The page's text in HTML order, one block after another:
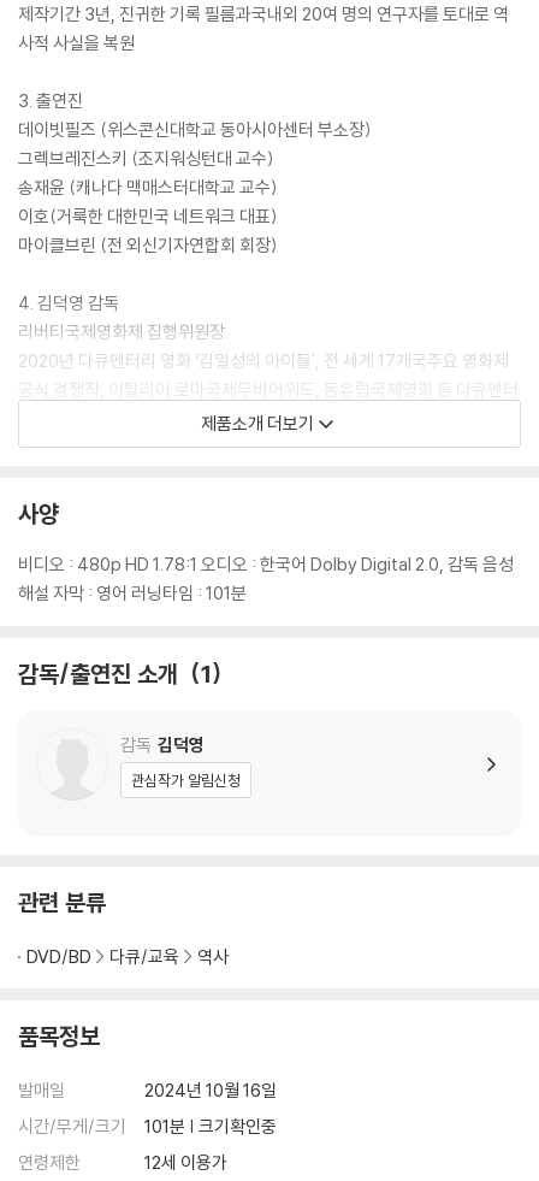
제작기간 3년, 진귀한 기록 필름과국내외 20여 명의 연구자를 토대로 역
사적 사실을 복원
3. 출연진
데이빗필즈 (위스콘신대학교 동아시아센터 부소장)
그렉브레진스키 (조지워싱턴대 교수)
송재윤 (캐나다 맥매스터대학교 교수)
이호(거룩한 대한민국 네트워크 대표)
마이클브린 (전 외신기자연합회 회장)
4. 김덕영 감독
리버티국제영화제 집행위원장.
2020년 다큐멘터리 영화 ‘김일성의 아이들', 전 세계 17개국주요 영화제
공식 경쟁작, 이탈리아 로마국제무비어워드, 동유럽국제영화 등 다큐멘터
1) 북한에서 시작된 ‘이승만 지우기' 실체를 객관적 증거를 통해 규명
3) ‘한국전쟁을 미리 알고 있었던 김구’, 그는 진정 대한민국의 지도자가 맞
는가?
6) 건국 논쟁의 종지부를 찍는다
8) 원자력 발전의 기초를 다진 이승만 정부
DVD/ Blu-ray 구매시 참고 사항 안내드립니다.
이어를 사용하셔야 합니다. 더불어 플레이어 소프트웨어 최신 버전의 업데
2) 3D 블루레이는 전용 플레이어와 3D 지원 TV를 통해서만 재생 가능합
※ 아웃케이스/구성품/포장 상태
1) 제작/배송 과정에서 경미한 아웃케이스 주름, 모서리 눌림 및 갈라짐이
다.
2) 스틸북 케이스 제작 과정에서 기포 혹은 경미한 인쇄 오류가 발생할 수
제품소개 더보기
사양
비디오 : 480p HD 1.78:1 오디오 : 한국어 Dolby Digital 2.0, 감독 음성
해설 자막 : 영어 러닝타임 : 101분
감독/출연진 소개 1
감독 김덕영
관심작가 알림신청
관련 분류
DVD/BD 다큐/교육 역사
품목정보
발매일
2024년 10월 16일
시간/무게/크기
101분 | 크기확인중
연령제한
12세 이용가